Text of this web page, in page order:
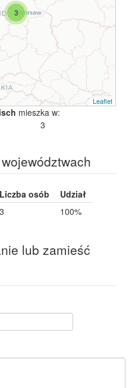
3
Leaflet
mieszka w:
3
Liczba osób
Udział
3 100%
lub zamieść